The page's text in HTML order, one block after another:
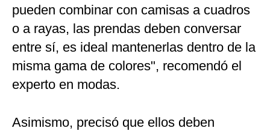
pueden combinar con camisas a cuadros
o a rayas, las prendas deben conversar
entre sí, es ideal mantenerlas dentro de la
misma gama de colores", recomendó el
experto en modas.
Asimismo, precisó que ellos deben